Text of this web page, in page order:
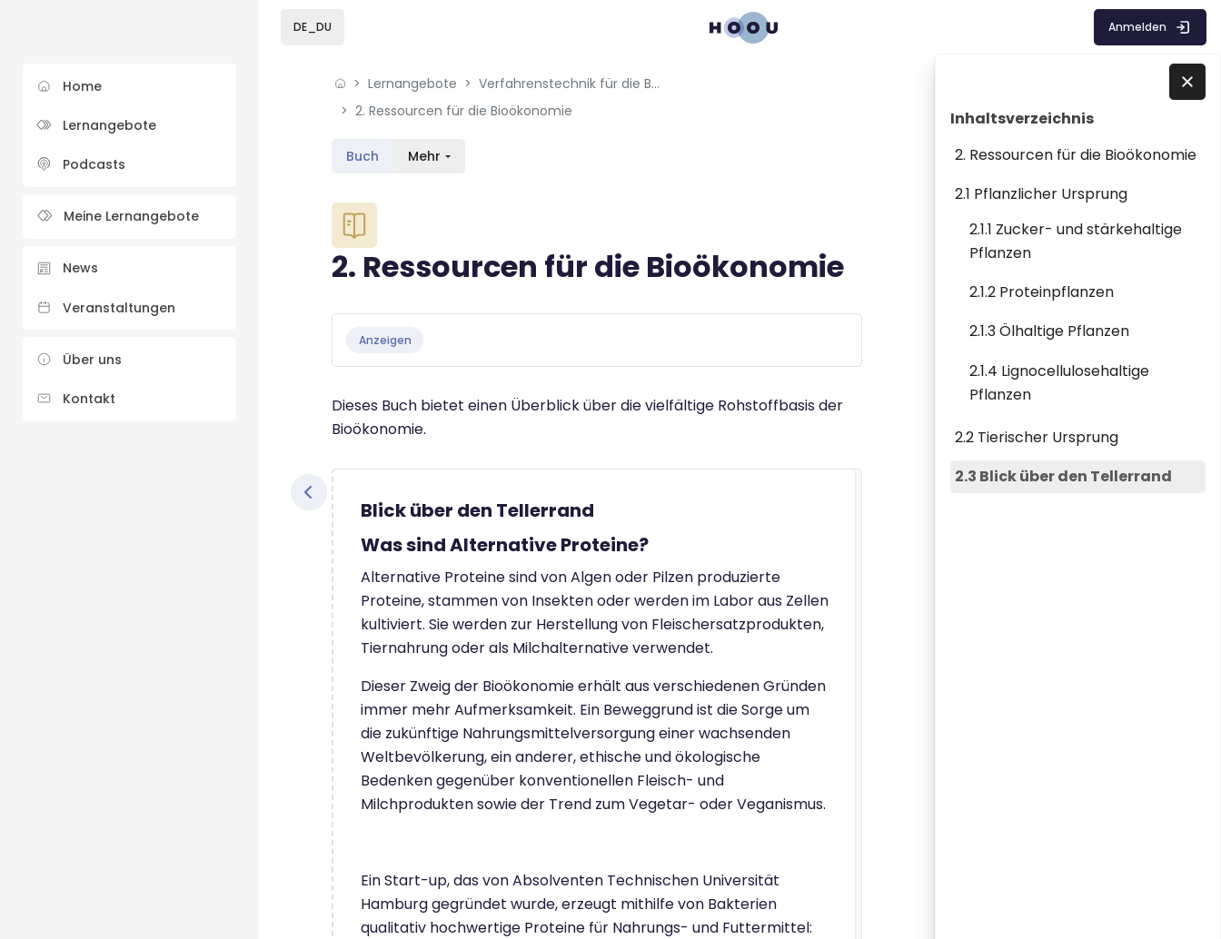
Home
Lernangebote
Podcasts
Meine Lernangebote
News
Veranstaltungen
Über uns
Kontakt
Blöcke
Inhaltsverzeichnis überspringen
Inhaltsverzeichnis
2. Ressourcen für die Bioökonomie
2.1 Pflanzlicher Ursprung
2.1.1 Zucker- und stärkehaltige
Pflanzen
2.1.2 Proteinpflanzen
2.1.3 Ölhaltige Pflanzen
2.1.4 Lignocellulosehaltige
Pflanzen
2.2 Tierischer Ursprung
2.3 Blick über den Tellerrand
Direkt zu - Schließen
DE_DU Anmelden
Lernangebote
Verfahrenstechnik für die Bioökonomie
2. Ressourcen für die Bioökonomie
Buch Mehr
Blöcke
2. Ressourcen für die Bioökonomie
Anzeigen
Dieses Buch bietet einen Überblick über die vielfältige Rohstoffbasis der
Bioökonomie.
Blick über den Tellerrand
Was sind Alternative Proteine?
Alternative Proteine sind von Algen oder Pilzen produzierte
Proteine, stammen von Insekten oder werden im Labor aus Zellen
kultiviert. Sie werden zur Herstellung von Fleischersatzprodukten,
Tiernahrung oder als Milchalternative verwendet.
Dieser Zweig der Bioökonomie erhält aus verschiedenen Gründen
immer mehr Aufmerksamkeit. Ein Beweggrund ist die Sorge um
die zukünftige Nahrungsmittelversorgung einer wachsenden
Weltbevölkerung, ein anderer, ethische und ökologische
Bedenken gegenüber konventionellen Fleisch- und
Milchprodukten sowie der Trend zum Vegetar- oder Veganismus.
Ein Start-up, das von Absolventen Technischen Universität
Hamburg gegründet wurde, erzeugt mithilfe von Bakterien
qualitativ hochwertige Proteine für Nahrungs- und Futtermittel: